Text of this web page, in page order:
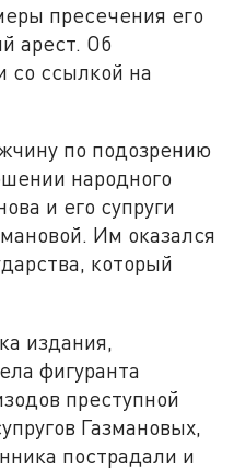
пресечения его
арест. Об
со ссылкой на
по подозрению
народного
и его супруги
Им оказался
который
издания,
фигуранта
преступной
Газмановых,
пострадали и